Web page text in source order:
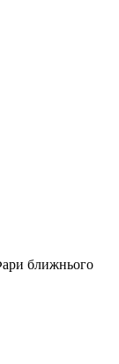
ближнього